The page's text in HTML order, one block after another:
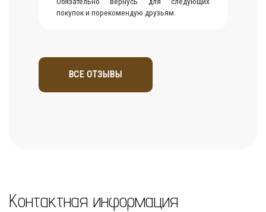
покупок и порекомендую друзьям.
ВСЕ ОТЗЫВЫ
Контактная информация